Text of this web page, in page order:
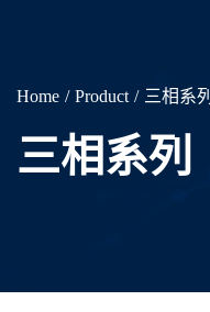
Home Product 三相系列
三相系列